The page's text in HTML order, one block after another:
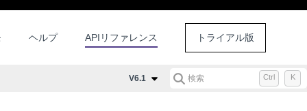
ヘルプ APIリファレンス トライアル版
V6.1 検索 Ctrl K